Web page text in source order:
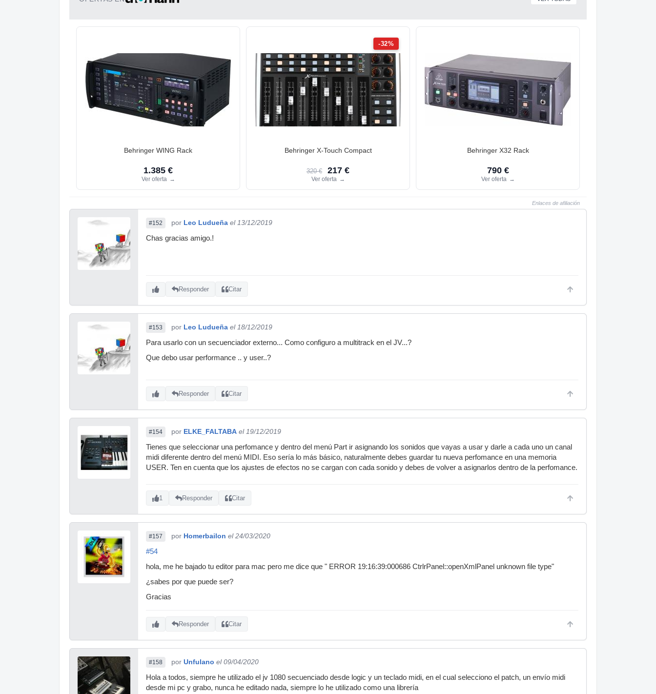
Behringer WING Rack
1.385 €
Ver oferta →
-32%
Behringer X-Touch Compact
320 € 217 €
Ver oferta →
Behringer X32 Rack
790 €
Ver oferta →
Enlaces de afiliación
#152 por Leo Ludueña el 13/12/2019
Chas gracias amigo.!
Responder Citar
#153 por Leo Ludueña el 18/12/2019
Para usarlo con un secuenciador externo... Como configuro a multitrack en el JV...?
Que debo usar performance .. y user..?
Responder Citar
#154 por ELKE_FALTABA el 19/12/2019
Tienes que seleccionar una perfomance y dentro del menú Part ir asignando los sonidos que vayas a usar y darle a cada uno un canal
midi diferente dentro del menú MIDI. Eso sería lo más básico, naturalmente debes guardar tu nueva perfomance en una memoria
USER. Ten en cuenta que los ajustes de efectos no se cargan con cada sonido y debes de volver a asignarlos dentro de la perfomance.
1 Responder Citar
#157 por Homerbailon el 24/03/2020
#54
hola, me he bajado tu editor para mac pero me dice que " ERROR 19:16:39:000686 CtrlrPanel::openXmlPanel unknown file type"
¿sabes por que puede ser?
Gracias
Responder Citar
#158 por Unfulano el 09/04/2020
Hola a todos, siempre he utilizado el jv 1080 secuenciado desde logic y un teclado midi, en el cual selecciono el patch, un envío midi
desde mi pc y grabo, nunca he editado nada, siempre lo he utilizado como una librería